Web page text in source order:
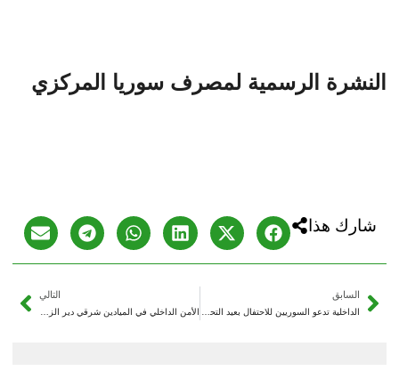
النشرة الرسمية لمصرف سوريا المركزي
شارك هذا
السابق
الداخلية تدعو السوريين للاحتفال بعيد التحرير بروح المسؤولية بعيداً عن إطلاق الرصاص
التالي
الأمن الداخلي في الميادين شرقي دير الزور يلقي القبض على عنصرين من “داعش” خططا لزعزعة الأمن